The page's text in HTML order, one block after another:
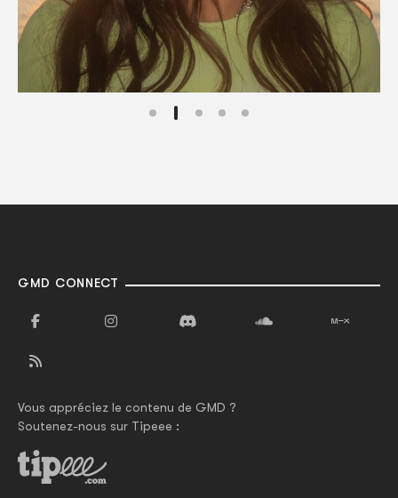
GMD CONNECT
Vous appréciez le contenu de GMD ?
Soutenez-nous sur Tipeee :